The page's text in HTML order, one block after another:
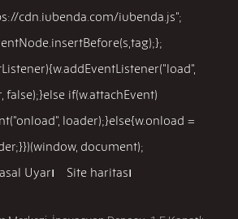
cdn.iubenda.com/iubenda.js";
false);}else if(w.attachEvent)
loader);}else{w.onload =
document);
Uyarı
Site haritası